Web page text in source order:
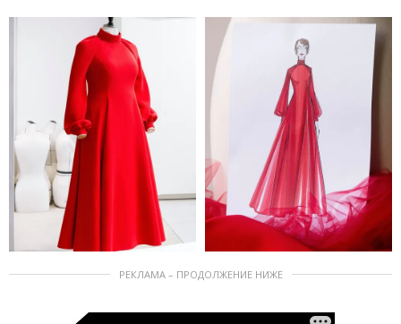
РЕКЛАМА – ПРОДОЛЖЕНИЕ НИЖЕ